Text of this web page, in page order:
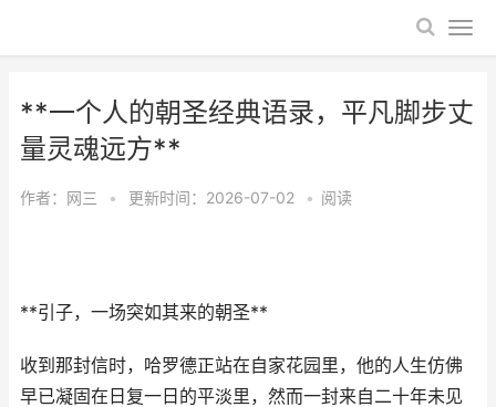
**一个人的朝圣经典语录，平凡脚步丈
量灵魂远方**
作者： 网三 • 更新时间：2026-07-02 • 阅读
**引子，一场突如其来的朝圣**
收到那封信时，哈罗德正站在自家花园里，他的人生仿佛
早已凝固在日复一日的平淡里，然而一封来自二十年未见